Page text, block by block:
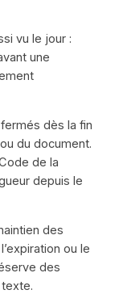
vu le jour :
une
dès la fin
du document.
de la
depuis le
des
ou le
des